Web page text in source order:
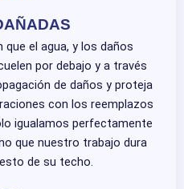
que el agua, y los daños
por debajo y a través
de daños y proteja
con los reemplazos
igualamos perfectamente
que nuestro trabajo dura
de su techo.